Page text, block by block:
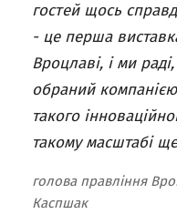
гостей щось
- це перша
Вроцлаві, і ми
обраний
такого
такому масштабі
голова правління
Каспшак